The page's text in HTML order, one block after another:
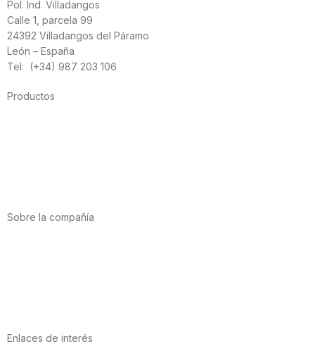
Pol. Ind. Villadangos
Calle 1, parcela 99
24392 Villadangos del Páramo
León – España
Tel: (+34) 987 203 106
Productos
Sobre la compañía
Enlaces de interés